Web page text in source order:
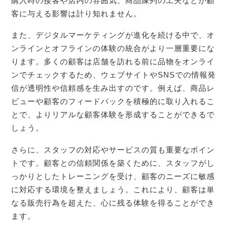
客に与える影響は計り知れません。
また、デジタルマーケティングが進化を続ける中で、オ
ンラインとオフラインの体験の統合がより一層重要にな
ります。多くの顧客は店舗を訪れる前に品物をオンライ
ンでチェックするため、ウェブサイトやSNSでの情報発
信が透明性や信頼感を生み出すのです。例えば、商品レ
ビューや顧客のフィードバックを積極的に取り入れるこ
とで、よりリアルな顧客体験を形成することができるで
しょう。
さらに、スタッフの対応やサービスの質も重要なポイン
トです。顧客との信頼関係を築くために、スタッフがし
っかりとしたトレーニングを受け、顧客のニーズに敏感
に対応する環境を整えましょう。これにより、顧客は単
なる販売行為を超えた、心に残る体験を得ることができ
ます。